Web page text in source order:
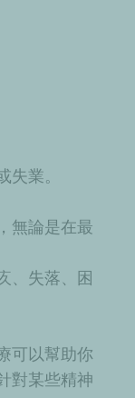
失業。
無論是在最
、失落、困
可以幫助你
對某些精神